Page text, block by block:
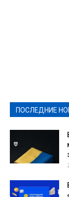
ПОСЛЕДНИЕ